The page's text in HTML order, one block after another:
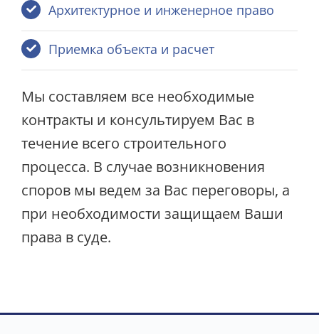
Архитектурное и инженерное право
Приемка объекта и расчет
Мы составляем все необходимые
контракты и консультируем Вас в
течение всего строительного
процесса. В случае возникновения
споров мы ведем за Вас переговоры, а
при необходимости защищаем Ваши
права в суде.